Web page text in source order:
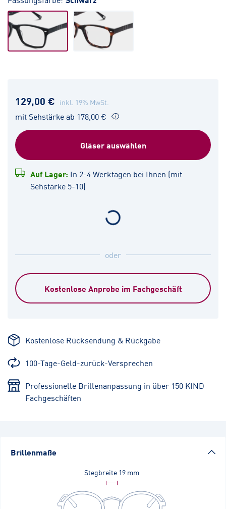
129,00 € inkl. 19% MwSt.
mit Sehstärke ab 178,00 €
Gläser auswählen
Auf Lager: In 2-4 Werktagen bei Ihnen (mit
Sehstärke 5-10)
oder
Kostenlose Anprobe im Fachgeschäft
Kostenlose Rücksendung & Rückgabe
100-Tage-Geld-zurück-Versprechen
Professionelle Brillenanpassung in über 150 KIND
Fachgeschäften
Brillenmaße
Stegbreite 19 mm